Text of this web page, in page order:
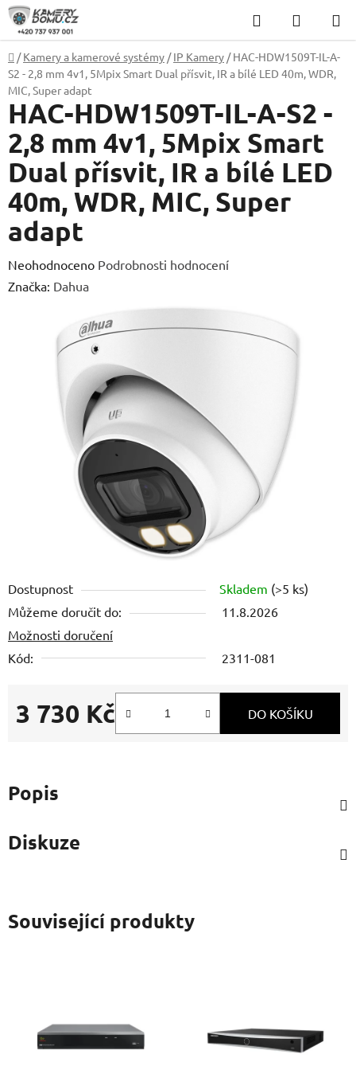
Přejít
obsah
Hledat
KOŠÍK
Domů
/ Kamery a kamerové systémy / IP Kamery / HAC-HDW1509T-IL-A-
S2 - 2,8 mm 4v1, 5Mpix Smart Dual přísvit, IR a bílé LED 40m, WDR,
MIC, Super adapt
Dostupnost Skladem (>5 ks)
Můžeme doručit do:
11.8.2026
Možnosti doručení
Kód:
2311-081
3 730 Kč DO KOŠÍKU
HAC-HDW1509T-IL-A-S2 -
2,8 mm 4v1, 5Mpix Smart
Dual přísvit, IR a bílé LED
40m, WDR, MIC, Super
adapt
Průměrné
hodnocení
hvězdiček.
Neohodnoceno Podrobnosti hodnocení
Značka: Dahua
Popis
Diskuze
Související produkty